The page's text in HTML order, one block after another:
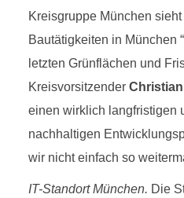
Kreisgruppe München
Bautätigkeiten in München
letzten Grünflächen und
Kreisvorsitzender
einen wirklich langfristigen
nachhaltigen
wir nicht einfach so
IT-Standort München. Die